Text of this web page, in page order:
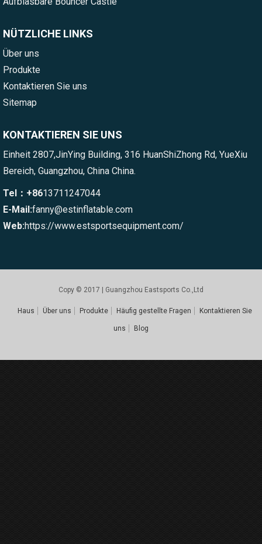
NÜTZLICHE LINKS
Über uns
Produkte
Kontaktieren Sie uns
Sitemap
KONTAKTIEREN SIE UNS
Einheit 2807,JinYing Building, 316 HuanShiZhong Rd, YueXiu
Bereich, Guangzhou, China China.
Tel：+8613711247044
E-Mail:fanny@estinflatable.com
Web:https://www.estsportsequipment.com/
Copy © 2017 | Guangzhou Eastsports Co.,Ltd
Haus Über uns Produkte Häufig gestellte Fragen Kontaktieren Sie
uns Blog